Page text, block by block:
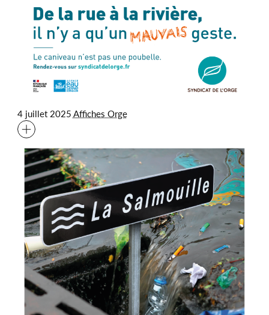
4 juillet 2025Affiches Orge